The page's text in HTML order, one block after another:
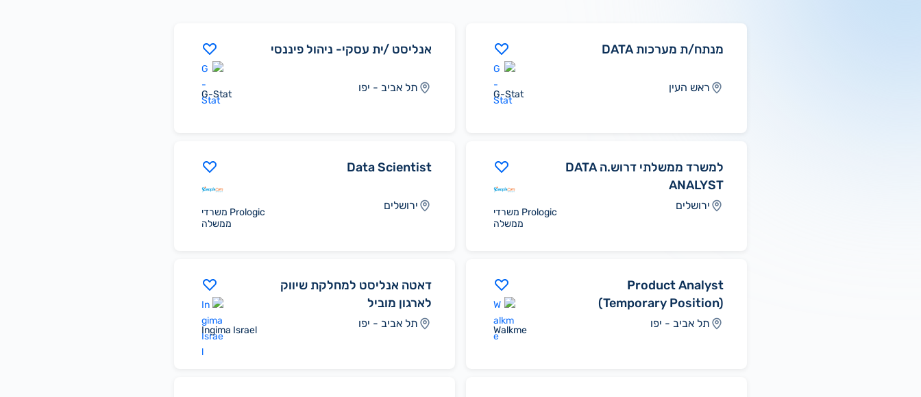
מנתח/ת מערכות DATA
ראש העין
G-Stat
אנליסט /ית עסקי- ניהול פיננסי
תל אביב - יפו
G-Stat
למשרד ממשלתי דרוש.ה DATA
ANALYST
ירושלים
Prologic משרדי
ממשלה
Data Scientist
ירושלים
Prologic משרדי
ממשלה
Product Analyst
(Temporary Position)
תל אביב - יפו
Walkme
דאטה אנליסט למחלקת שיווק
לארגון מוביל
תל אביב - יפו
Ingima Israel